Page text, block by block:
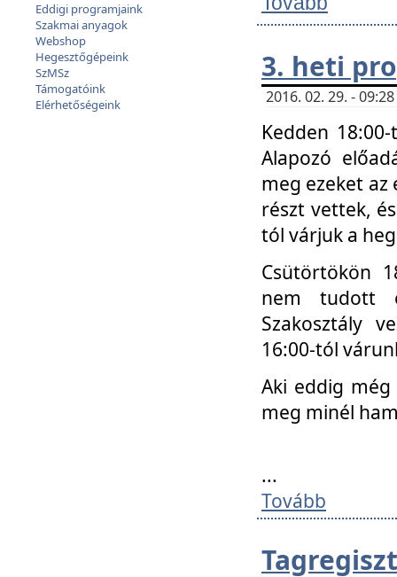
Eddigi programjaink
Szakmai anyagok
Webshop
Hegesztőgépeink
SzMSz
Támogatóink
Elérhetőségeink
3. heti
2016. 02. 29. -
Kedden
Alapozó
meg ezeket
részt vettek,
tól várjuk a
Csütörtökön
nem tudott
Szakosztály
16:00-tól
Aki eddig
meg minél
...
Tovább